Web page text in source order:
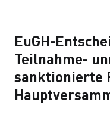
EuGH-
Teilnahme-
sanktionierte